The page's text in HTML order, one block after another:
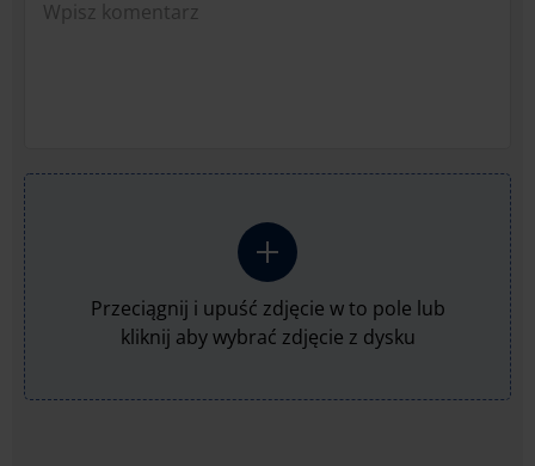
Przeciągnij i upuść zdjęcie w to pole lub
kliknij aby wybrać zdjęcie z dysku